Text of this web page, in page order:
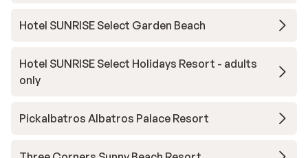
Hotel SUNRISE Select Garden Beach
Hotel SUNRISE Select Holidays Resort - adults
only
Pickalbatros Albatros Palace Resort